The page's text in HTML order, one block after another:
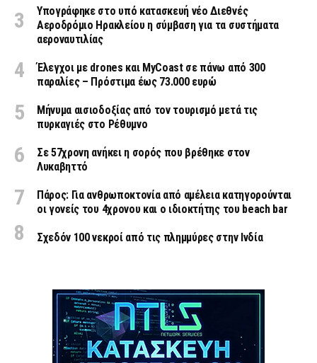
Υπογράφηκε στο υπό κατασκευή νέο Διεθνές
Αεροδρόμιο Ηρακλείου η σύμβαση για τα συστήματα
αεροναυτιλίας
Έλεγχοι με drones και MyCoast σε πάνω από 300
παραλίες – Πρόστιμα έως 73.000 ευρώ
Μήνυμα αισιοδοξίας από τον τουρισμό μετά τις
πυρκαγιές στο Ρέθυμνο
Σε 57χρονη ανήκει η σορός που βρέθηκε στον
Λυκαβηττό
Πάρος: Για ανθρωποκτονία από αμέλεια κατηγορούνται
οι γονείς του 4χρονου και ο ιδιοκτήτης του beach bar
Σχεδόν 100 νεκροί από τις πλημμύρες στην Ινδία